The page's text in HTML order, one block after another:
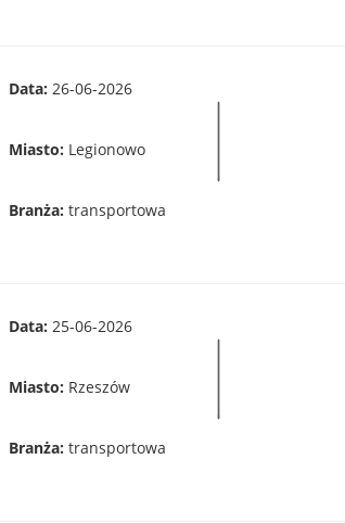
Data: 26-06-2026
Miasto: Legionowo
Branża: transportowa
Data: 25-06-2026
Miasto: Rzeszów
Branża: transportowa